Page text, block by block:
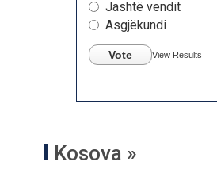
Jashtë vendit
Asgjëkundi
Vote View Results
Kosova »